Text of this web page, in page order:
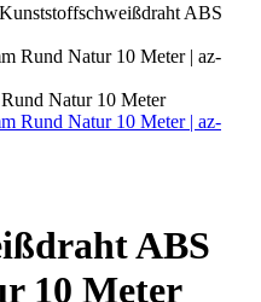
Kunststoffschweißdraht ABS
Natur 10 Meter
ABS
10 Meter